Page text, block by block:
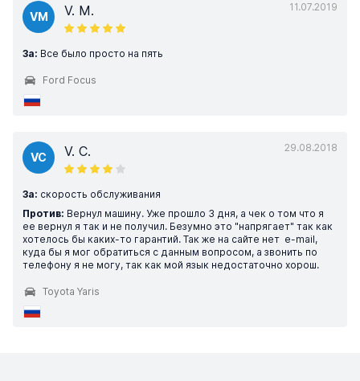
11.07.2019
VM V. M.
За: Все было просто на пять
Ford Focus
29.08.2018
VC V. C.
За: скорость обслуживания
Против: Вернул машину. Уже прошло 3 дня, а чек о том что я
ее вернул я так и не получил. Безумно это "напрягает" так как
хотелось бы каких-то гарантий. Так же на сайте нет e-mail,
куда бы я мог обратиться с данным вопросом, а звонить по
телефону я не могу, так как мой язык недостаточно хорош.
Toyota Yaris